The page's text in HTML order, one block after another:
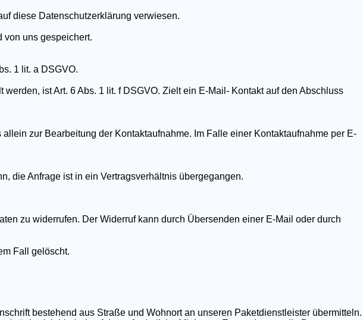
diese Datenschutzerklärung verwiesen.
von uns gespeichert.
1 lit. a DSGVO.
ist Art. 6 Abs. 1 lit. f DSGVO. Zielt ein E-Mail- Kontakt auf den Abschluss
zur Bearbeitung der Kontaktaufnahme. Im Falle einer Kontaktaufnahme per E-
die Anfrage ist in ein Vertragsverhältnis übergegangen.
zu widerrufen. Der Widerruf kann durch Übersenden einer E-Mail oder durch
Fall gelöscht.
bestehend aus Straße und Wohnort an unseren Paketdienstleister übermitteln.